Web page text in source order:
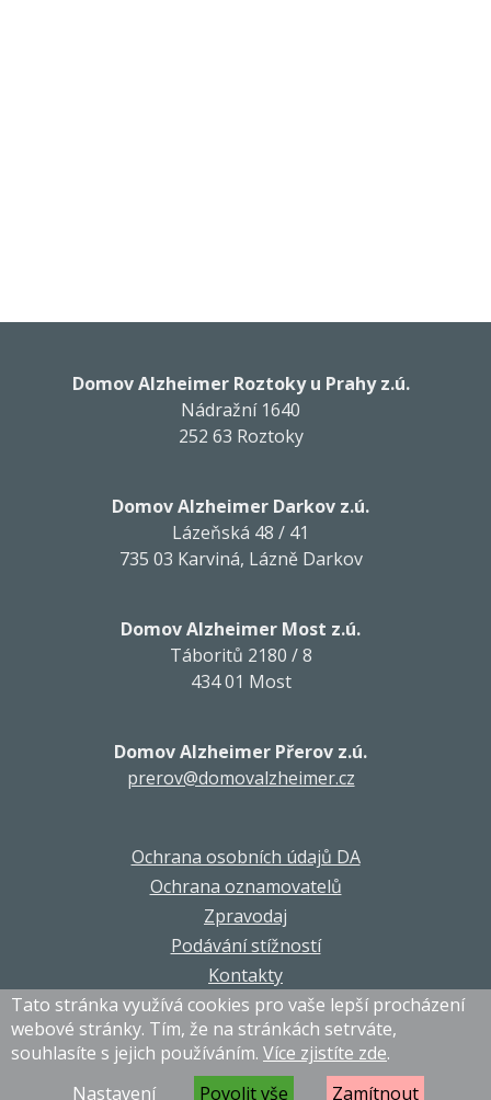
Domov Alzheimer Roztoky u Prahy z.ú.
Nádražní 1640
252 63 Roztoky
Domov Alzheimer Darkov z.ú.
Lázeňská 48 / 41
735 03 Karviná, Lázně Darkov
Domov Alzheimer Most z.ú.
Táboritů 2180 / 8
434 01 Most
Domov Alzheimer Přerov z.ú.
prerov@domovalzheimer.cz
Ochrana osobních údajů DA
Ochrana oznamovatelů
Zpravodaj
Podávání stížností
Kontakty
© DA Corporation 2021-2026. Všechna práva vyhrazena.
Grafika a programováníMagicHouse s.r.o.
Tato stránka využívá cookies pro vaše lepší procházení
webové stránky. Tím, že na stránkách setrváte,
souhlasíte s jejich používáním. Více zjistíte zde.
Nastavení
Povolit vše Zamítnout